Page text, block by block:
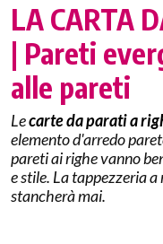
LA CARTA
| Pareti
alle pareti
Lecarte da parati a
elemento d'arredo
pareti ai righe vanno
e stile. La tappezzeria
stancherà mai.